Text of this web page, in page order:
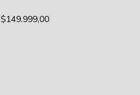
$149.999,00